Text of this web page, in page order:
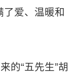
爱、温暖和
的“五先生”胡